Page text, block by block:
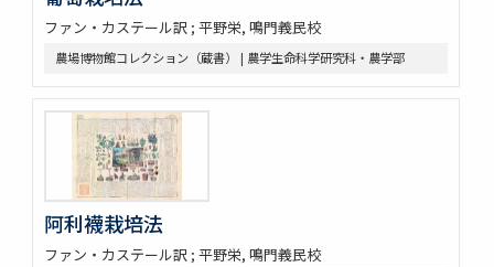
ファン・カステール訳 ; 平野栄, 鳴門義民校
農場博物館コレクション（蔵書） | 農学生命科学研究科・農学部
阿利襪栽培法
ファン・カステール訳 ; 平野栄, 鳴門義民校